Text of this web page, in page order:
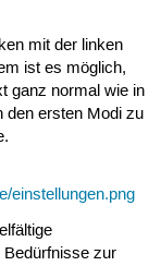
mit der linken
ist es möglich,
ganz normal wie in
den ersten Modi zu
Bedürfnisse zur